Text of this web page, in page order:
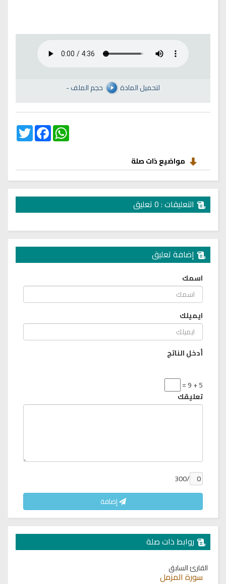
- لتحميل المادة حجم الملف
Twitter
FacebookWhatsApp
مواضيع ذات صلة
التعليقات : 0 تعليق
إضافة تعليق
اسمك
ايميلك
أدخل الناتج
5 + 9 =
تعليقك
/300
إضافة
روابط ذات صلة
القارئ السابق
سورة المزمل